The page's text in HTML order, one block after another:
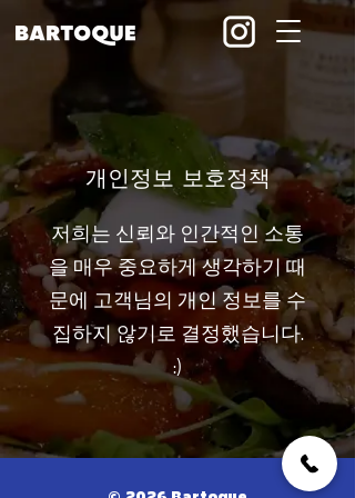
개인정보 보호정책
저희는 신뢰와 인간적인 소통
을 매우 중요하게 생각하기 때
문에 고객님의 개인 정보를 수
집하지 않기로 결정했습니다.
:)